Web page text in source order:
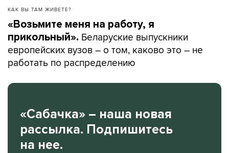
КАК ВЫ ТАМ ЖИВЕТЕ?
«Возьмите меня на работу, я
прикольный». Беларуские выпускники
европейских вузов – о том, каково это – не
работать по распределению
«Сабачка» – наша новая
рассылка. Подпишитесь
на нее.